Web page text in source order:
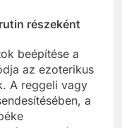
részeként
beépítése a
az ezoterikus
A reggeli vagy
a